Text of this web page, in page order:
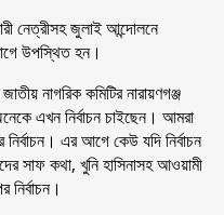
নেত্রীসহ জুলাই আন্দোলনে
উপস্থিত হন।
নাগরিক কমিটির নারায়ণগঞ্জ
এখন নির্বাচন চাইছেন। আমরা
এর আগে কেউ যদি নির্বাচন
সাফ কথা, খুনি হাসিনাসহ আওয়ামী